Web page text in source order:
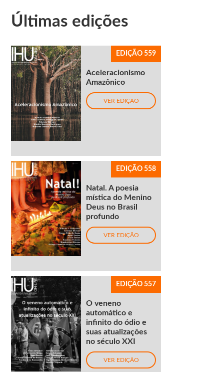
Últimas edições
EDIÇÃO 559
Aceleracionismo
Amazônico
VER EDIÇÃO
EDIÇÃO 558
Natal. A poesia
mística do Menino
Deus no Brasil
profundo
VER EDIÇÃO
EDIÇÃO 557
O veneno
automático e
infinito do ódio e
suas atualizações
no século XXI
VER EDIÇÃO